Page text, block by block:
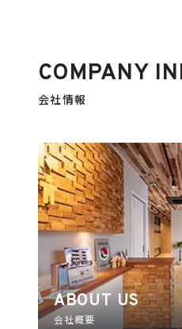
COMPANY
会社情報
ABOUT US
会社概要